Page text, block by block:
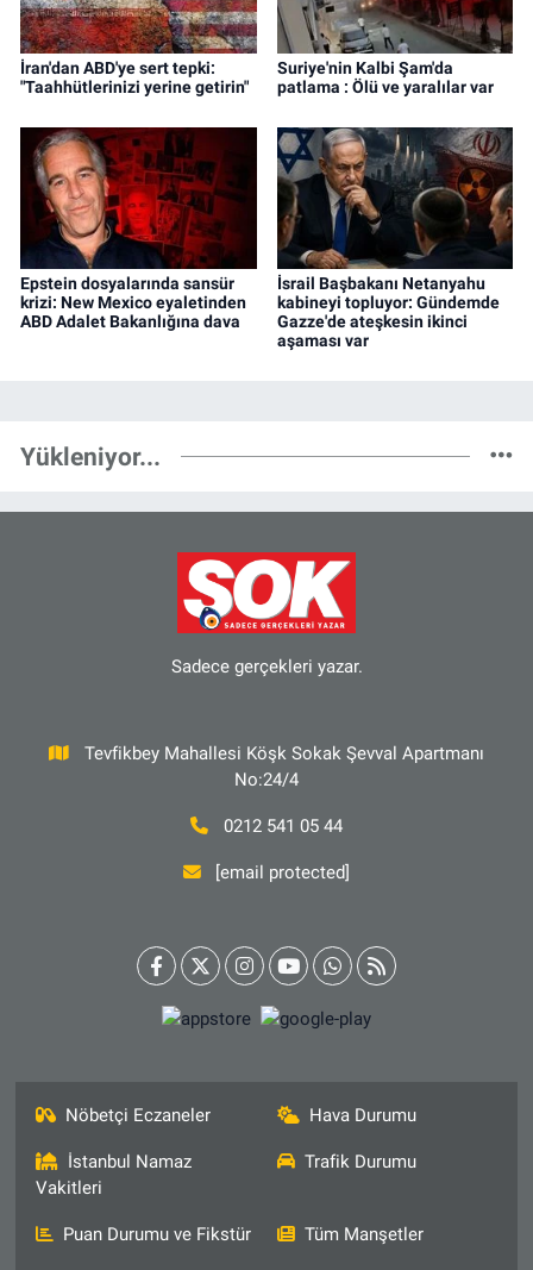
İran'dan ABD'ye sert tepki:
"Taahhütlerinizi yerine getirin"
Suriye'nin Kalbi Şam'da
patlama : Ölü ve yaralılar var
Epstein dosyalarında sansür
krizi: New Mexico eyaletinden
ABD Adalet Bakanlığına dava
İsrail Başbakanı Netanyahu
kabineyi topluyor: Gündemde
Gazze'de ateşkesin ikinci
aşaması var
Yükleniyor...
Sadece gerçekleri yazar.
Tevfikbey Mahallesi Köşk Sokak Şevval Apartmanı
No:24/4
0212 541 05 44
[email protected]
Nöbetçi Eczaneler Hava Durumu
İstanbul Namaz
Vakitleri
Trafik Durumu
Puan Durumu ve Fikstür Tüm Manşetler